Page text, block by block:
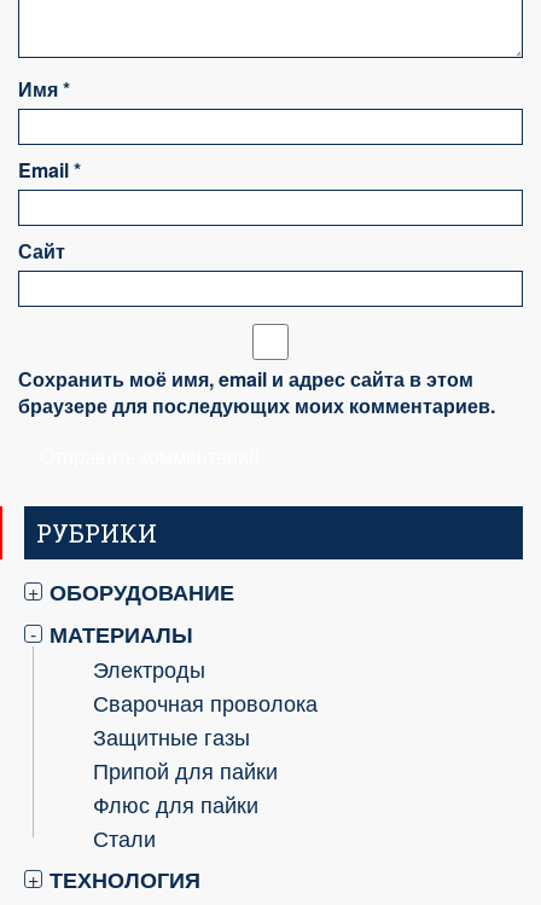
Имя*
Email*
Сайт
Сохранить моё имя, email и адрес сайта в этом
браузере для последующих моих комментариев.
РУБРИКИ
+ ОБОРУДОВАНИЕ
- МАТЕРИАЛЫ
Электроды
Сварочная проволока
Защитные газы
Припой для пайки
Флюс для пайки
Стали
+ ТЕХНОЛОГИЯ